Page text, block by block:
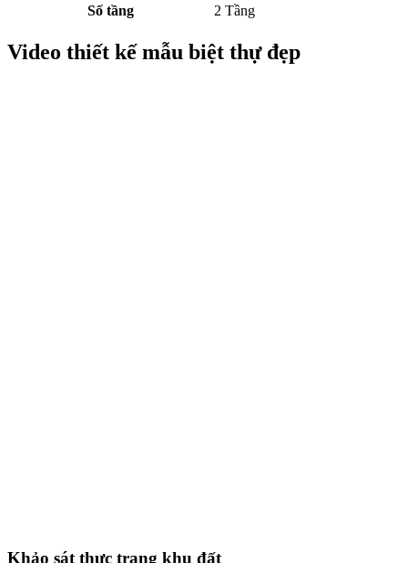
Số tầng
2 Tầng
Video thiết kế mẫu biệt thự đẹp
Khảo sát thực trạng khu đất